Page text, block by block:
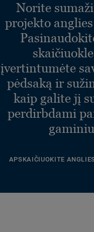
Ref. 25188231
Citizen Oak Plank LIGHT
GREY
Ref. 25188230
Norite
projekto
įvertintumėte
pėdsaką ir
kaip galite jį
perdirbdami
APSKAIČIUOKITE